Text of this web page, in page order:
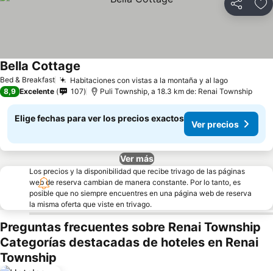
Compartir
Bed & Breakfast Habitaciones con vistas a la montaña y al lagoVer
Bella Cottage
8,9 Excelente 107 Puli Township, a 18.3 km de: Renai Township
Elige fechas para ver los precios exactos
Ver precios
Ver más
Los precios y la disponibilidad que recibe trivago de las páginas
web de reserva cambian de manera constante. Por lo tanto, es
posible que no siempre encuentres en una página web de reserva
la misma oferta que viste en trivago.
Preguntas frecuentes sobre Renai Township
Categorías destacadas de hoteles en Renai
Township